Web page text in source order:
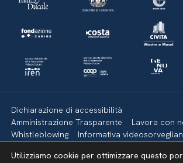
Dichiarazione di accessibilità
Amministrazione Trasparente
Lavora con
Whistleblowing
Informativa
Mappa del sito
Utilizziamo cookie per ottimizzare questo